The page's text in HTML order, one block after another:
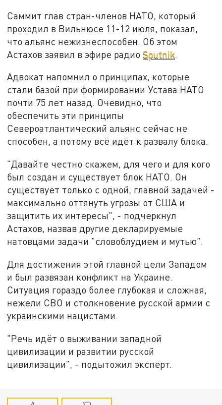
Саммит глав стран-членов НАТО, который
проходил в Вильнюсе 11-12 июля, показал,
что альянс нежизнеспособен. Об этом
Астахов заявил в эфире радиоSputnik.
Адвокат напомнил о принципах, которые
стали базой при формировании Устава НАТО
почти 75 лет назад. Очевидно, что
обеспечить эти принципы
Североатлантический альянс сейчас не
способен, а потому всё идёт к развалу блока.
"Давайте честно скажем, для чего и для кого
был создан и существует блок НАТО. Он
существует только с одной, главной задачей -
максимально оттянуть угрозы от США и
защитить их интересы", - подчеркнул
Астахов, назвав другие декларируемые
натовцами задачи "словоблудием и мутью".
Для достижения этой главной цели Западом
и был развязан конфликт на Украине.
Ситуация гораздо более глубокая и сложная,
нежели СВО и столкновение русской армии с
украинскими нацистами.
"Речь идёт о выживании западной
цивилизации и развитии русской
цивилизации", - подытожил эксперт.